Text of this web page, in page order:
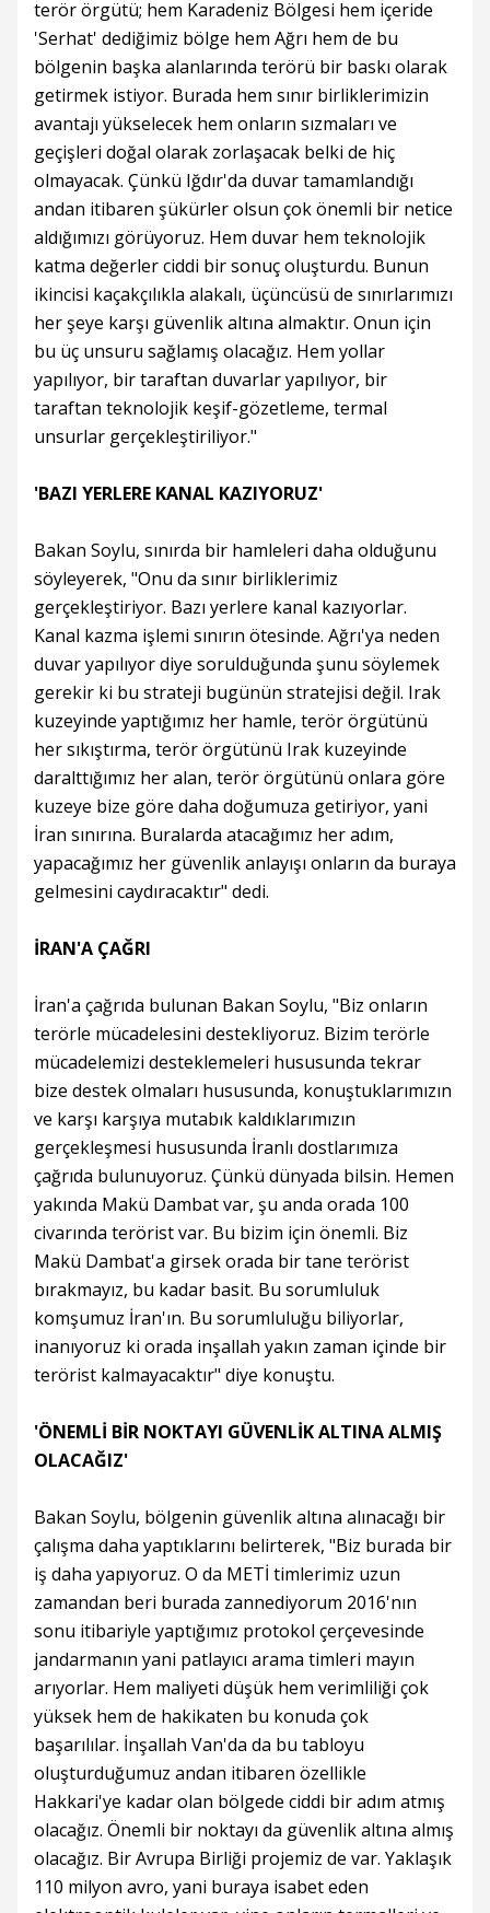
terör örgütü; hem Karadeniz Bölgesi hem içeride
'Serhat' dediğimiz bölge hem Ağrı hem de bu
bölgenin başka alanlarında terörü bir baskı olarak
getirmek istiyor. Burada hem sınır birliklerimizin
avantajı yükselecek hem onların sızmaları ve
geçişleri doğal olarak zorlaşacak belki de hiç
olmayacak. Çünkü Iğdır'da duvar tamamlandığı
andan itibaren şükürler olsun çok önemli bir netice
aldığımızı görüyoruz. Hem duvar hem teknolojik
katma değerler ciddi bir sonuç oluşturdu. Bunun
ikincisi kaçakçılıkla alakalı, üçüncüsü de sınırlarımızı
her şeye karşı güvenlik altına almaktır. Onun için
bu üç unsuru sağlamış olacağız. Hem yollar
yapılıyor, bir taraftan duvarlar yapılıyor, bir
taraftan teknolojik keşif-gözetleme, termal
unsurlar gerçekleştiriliyor."
'BAZI YERLERE KANAL KAZIYORUZ'
Bakan Soylu, sınırda bir hamleleri daha olduğunu
söyleyerek, "Onu da sınır birliklerimiz
gerçekleştiriyor. Bazı yerlere kanal kazıyorlar.
Kanal kazma işlemi sınırın ötesinde. Ağrı'ya neden
duvar yapılıyor diye sorulduğunda şunu söylemek
gerekir ki bu strateji bugünün stratejisi değil. Irak
kuzeyinde yaptığımız her hamle, terör örgütünü
her sıkıştırma, terör örgütünü Irak kuzeyinde
daralttığımız her alan, terör örgütünü onlara göre
kuzeye bize göre daha doğumuza getiriyor, yani
İran sınırına. Buralarda atacağımız her adım,
yapacağımız her güvenlik anlayışı onların da buraya
gelmesini caydıracaktır" dedi.
İRAN'A ÇAĞRI
İran'a çağrıda bulunan Bakan Soylu, "Biz onların
terörle mücadelesini destekliyoruz. Bizim terörle
mücadelemizi desteklemeleri hususunda tekrar
bize destek olmaları hususunda, konuştuklarımızın
ve karşı karşıya mutabık kaldıklarımızın
gerçekleşmesi hususunda İranlı dostlarımıza
çağrıda bulunuyoruz. Çünkü dünyada bilsin. Hemen
yakında Makü Dambat var, şu anda orada 100
civarında terörist var. Bu bizim için önemli. Biz
Makü Dambat'a girsek orada bir tane terörist
bırakmayız, bu kadar basit. Bu sorumluluk
komşumuz İran'ın. Bu sorumluluğu biliyorlar,
inanıyoruz ki orada inşallah yakın zaman içinde bir
terörist kalmayacaktır" diye konuştu.
'ÖNEMLİ BİR NOKTAYI GÜVENLİK ALTINA ALMIŞ
OLACAĞIZ'
Bakan Soylu, bölgenin güvenlik altına alınacağı bir
çalışma daha yaptıklarını belirterek, "Biz burada bir
iş daha yapıyoruz. O da METİ timlerimiz uzun
zamandan beri burada zannediyorum 2016'nın
sonu itibariyle yaptığımız protokol çerçevesinde
jandarmanın yani patlayıcı arama timleri mayın
arıyorlar. Hem maliyeti düşük hem verimliliği çok
yüksek hem de hakikaten bu konuda çok
başarılılar. İnşallah Van'da da bu tabloyu
oluşturduğumuz andan itibaren özellikle
Hakkari'ye kadar olan bölgede ciddi bir adım atmış
olacağız. Önemli bir noktayı da güvenlik altına almış
olacağız. Bir Avrupa Birliği projemiz de var. Yaklaşık
110 milyon avro, yani buraya isabet eden